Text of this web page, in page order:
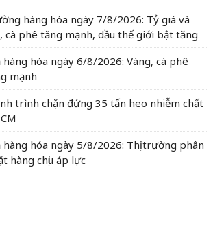
hàng hóa ngày 7/8/2026: Tỷ giá và
cà phê tăng mạnh, dầu thế giới bật tăng
hàng hóa ngày 6/8/2026: Vàng, cà phê
mạnh
trình chặn đứng 35 tấn heo nhiễm chất
hàng hóa ngày 5/8/2026: Thị trường phân
hàng chịu áp lực